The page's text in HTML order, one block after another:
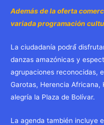
Además de la oferta
variada programación
La ciudadanía podrá́
danzas amazónicas y
agrupaciones reconocidas,
Garotas, Herencia Africana,
alegría la Plaza de Bolívar.
La agenda también incluye